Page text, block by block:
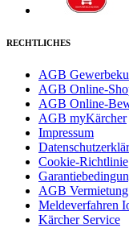
RECHTLICHES
AGB
AGB Online-
AGB Online-
AGB myKärcher
Impressum
Cookie-Richtlinie
AGB Vermietung
Meldeverfahren
Kärcher Service